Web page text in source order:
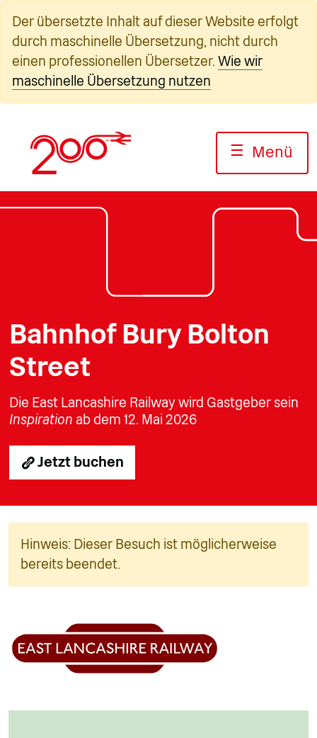
Inhalt
springen
Der übersetzte Inhalt auf dieser Website erfolgt
durch maschinelle Übersetzung, nicht durch
einen professionellen Übersetzer. Wie wir
maschinelle Übersetzung nutzen
☰ Menü
Bahnhof Bury Bolton
Street
Die East Lancashire Railway wird Gastgeber sein
Inspiration ab dem 12. Mai 2026
Jetzt buchen
Hinweis: Dieser Besuch ist möglicherweise
bereits beendet.